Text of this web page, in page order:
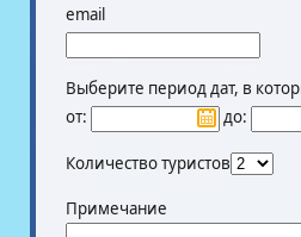
email
Выберите период дат, в
от:
до:
Количество туристов
Примечание